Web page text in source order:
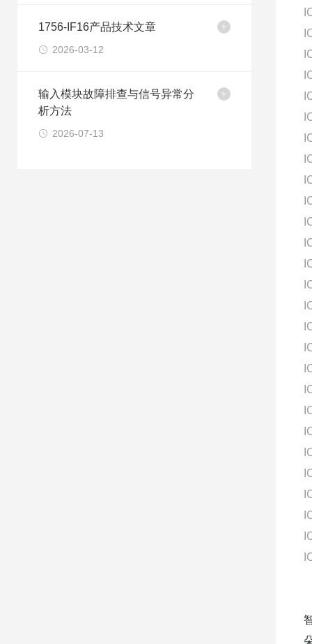
1756-IF16产品技术文章
2026-03-12
输入模块故障排查与信号异常分
析方法
2026-07-13